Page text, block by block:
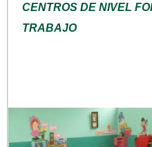
CENTROS DE NIVEL
TRABAJO